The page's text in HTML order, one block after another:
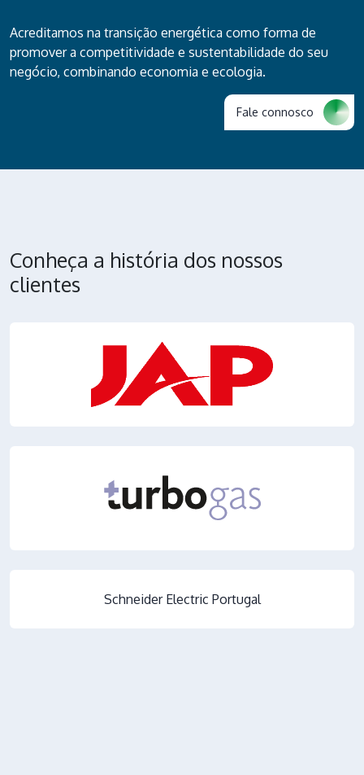
Acreditamos na transição energética como forma de
promover a competitividade e sustentabilidade do seu
negócio, combinando economia e ecologia.
Fale connosco
Conheça a história dos nossos
clientes
Schneider Electric Portugal